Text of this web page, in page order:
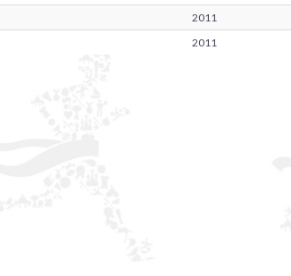
2011
2011